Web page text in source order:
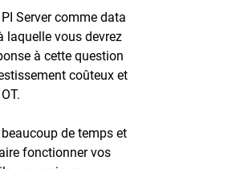
Server comme data
laquelle vous devrez
à cette question
coûteux et
de temps et
fonctionner vos